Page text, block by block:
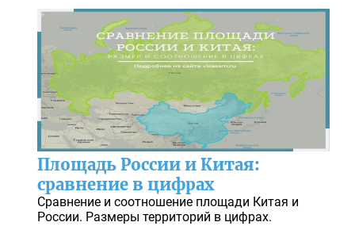
Площадь России и Китая:
сравнение в цифрах
Сравнение и соотношение площади Китая и
России. Размеры территорий в цифрах.